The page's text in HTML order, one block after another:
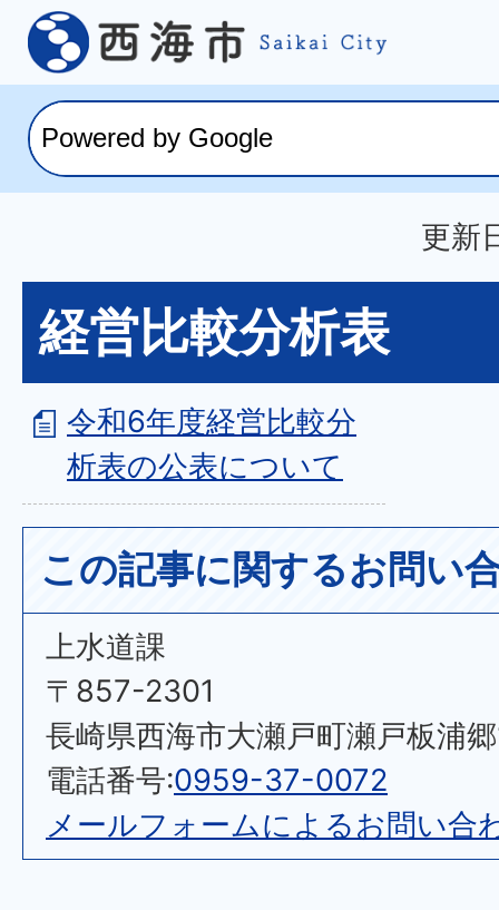
更新
経営比較分析表
令和6年度経営比較分
析表の公表について
この記事に関するお問い
上水道課
〒857-2301
長崎県西海市大瀬戸町瀬戸板浦
電話番号:0959-37-0072
メールフォームによるお問い合